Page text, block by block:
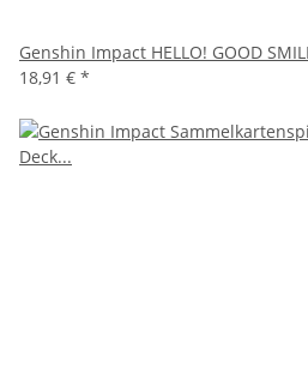
Genshin Impact HELLO! GOOD
18,91 € *